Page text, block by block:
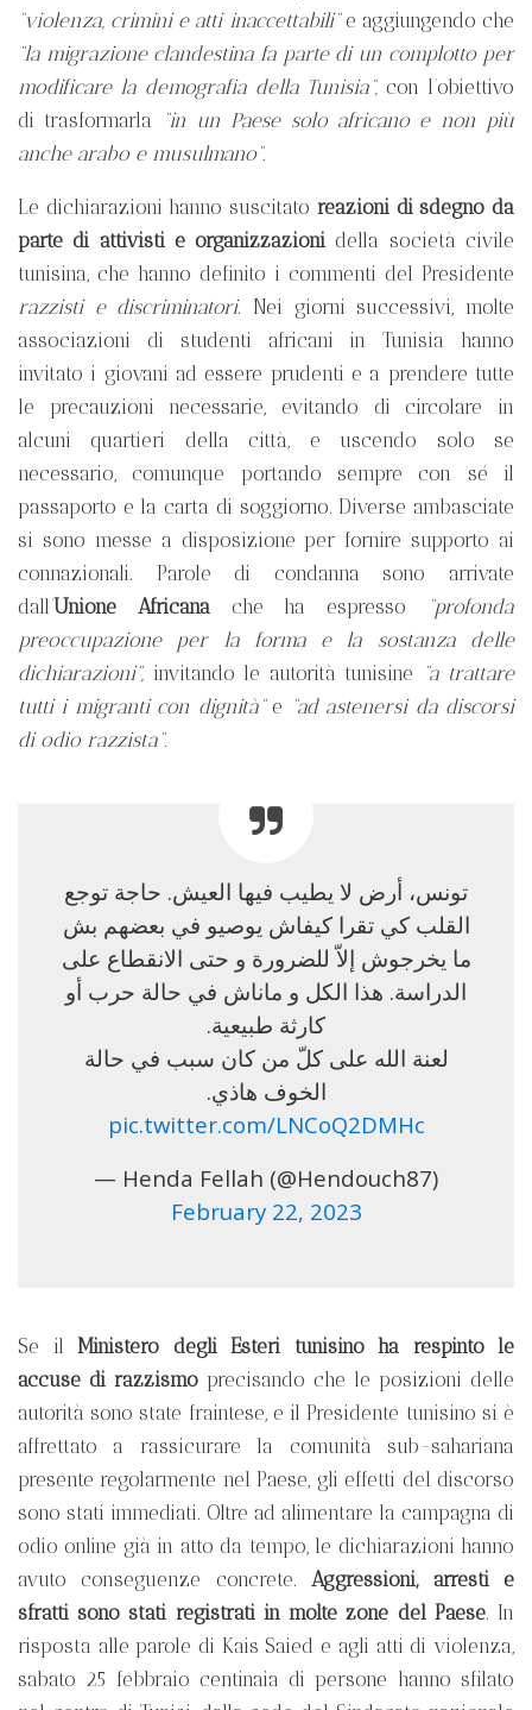
“violenza, crimini e atti inaccettabili”e aggiungendo che
“la migrazione clandestina fa parte di un complotto per
modificare la demografia della Tunisia”, con l’obiettivo
di trasformarla
“in un Paese solo africano e non più
anche arabo e musulmano”.
Le dichiarazioni hanno suscitato reazioni di sdegno da
parte di attivisti e organizzazioni della società civile
tunisina, che hanno definito i commenti del Presidente
razzisti e discriminatori. Nei giorni successivi, molte
associazioni di studenti africani in Tunisia hanno
invitato i giovani ad essere prudenti e a prendere tutte
le precauzioni necessarie, evitando di circolare in
alcuni quartieri della città, e uscendo solo se
necessario, comunque portando sempre con sé il
passaporto e la carta di soggiorno. Diverse ambasciate
si sono messe a disposizione per fornire supporto ai
connazionali. Parole di condanna sono arrivate
dall’Unione Africana che ha espresso
“profonda
preoccupazione per la forma e la sostanza delle
dichiarazioni”, invitando le autorità tunisine
“a trattare
tutti i migranti con dignità” e “ad astenersi da discorsi
di odio razzista”.
تونس، أرض لا يطيب فيها العيش. حاجة توجع
القلب كي تقرا كيفاش يوصيو في بعضهم بش
ما يخرجوش إلاّ للضرورة و حتى الانقطاع على
الدراسة. هذا الكل و ماناش في حالة حرب أو
كارثة طبيعية.
لعنة الله على كلّ من كان سبب في حالة
الخوف هاذي.
pic.twitter.com/LNCoQ2DMHc
— Henda Fellah (@Hendouch87)
February 22, 2023
Se il Ministero degli Esteri tunisino ha respinto le
accuse di razzismo precisando che le posizioni delle
autorità sono state fraintese, e il Presidente tunisino si è
affrettato a rassicurare la comunità sub-sahariana
presente regolarmente nel Paese, gli effetti del discorso
sono stati immediati. Oltre ad alimentare la campagna di
odio online già in atto da tempo, le dichiarazioni hanno
avuto conseguenze concrete. Aggressioni, arresti e
sfratti sono stati registrati in molte zone del Paese. In
risposta alle parole di Kais Saied e agli atti di violenza,
sabato 25 febbraio centinaia di persone hanno sfilato